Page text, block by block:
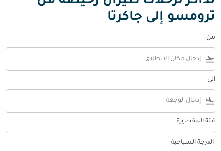
ترومسو إلى جاكرتا
من
flight_takeoff
الى
flight_land
فئة المقصورة
فئة المقصورة option الدرجة السياحية Selected
الدرجة السياحية
keyboard_arrow_down